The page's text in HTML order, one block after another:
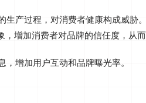
产过程，对消费者健康构成威胁
增加消费者对品牌的信任度，从而
增加用户互动和品牌曝光率‌。